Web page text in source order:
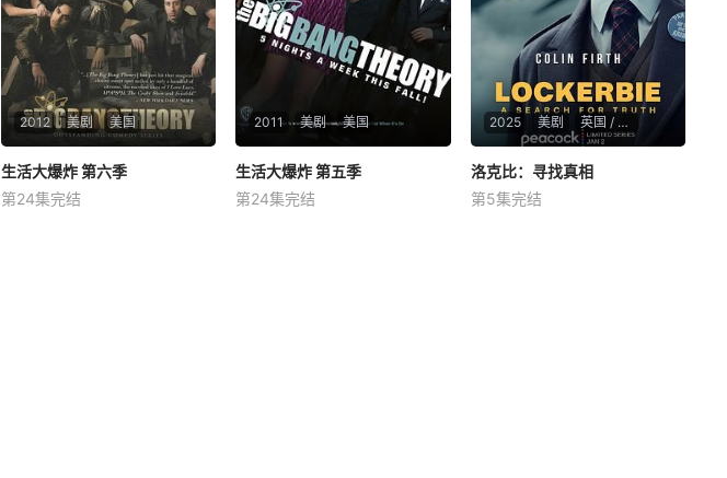
2012 美剧 美国
生活大爆炸 第六季
约翰尼·盖尔克奇
生活大爆炸 第六季
第24集完结
2011 美剧 美国
生活大爆炸 第五季
约翰尼·盖尔克奇
生活大爆炸 第五季
第24集完结
2025 美剧 英国 / 美国
洛克比：寻找真相
科林·费尔斯
洛克比：寻找真相
第5集完结